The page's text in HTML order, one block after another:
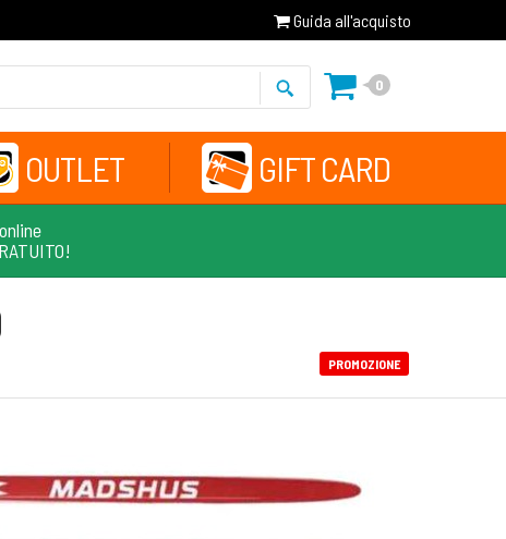
Guida all'acquisto
0
OUTLET GIFT CARD
PROMOZIONE